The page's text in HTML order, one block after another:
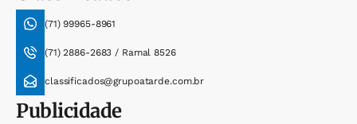
(71) 99965-8961
(71) 2886-2683 / Ramal 8526
classificados@grupoatarde.com.br
Publicidade